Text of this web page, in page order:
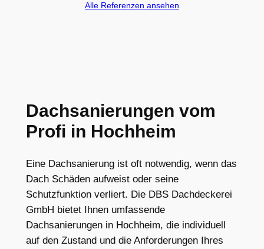
Alle Referenzen ansehen
Dachsanierungen vom
Profi in Hochheim
Eine Dachsanierung ist oft notwendig, wenn das
Dach Schäden aufweist oder seine
Schutzfunktion verliert. Die DBS Dachdeckerei
GmbH bietet Ihnen umfassende
Dachsanierungen in Hochheim, die individuell
auf den Zustand und die Anforderungen Ihres